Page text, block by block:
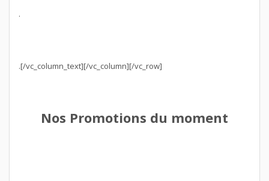
.
.[/vc_column_text][/vc_column][/vc_row]
Nos Promotions du moment